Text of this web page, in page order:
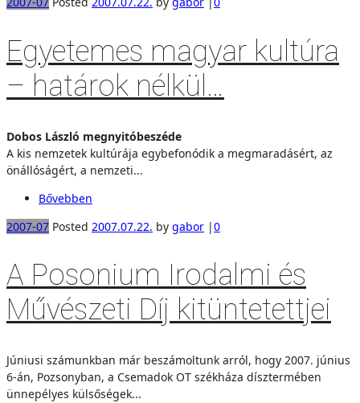
Egyetemes magyar kultúra
– határok nélkül…
Dobos László megnyitóbeszéde
A kis nemzetek kultúrája egybefonódik a megmaradásért, az
önállóságért, a nemzeti...
Bővebben
2007-07 Posted 2007.07.22. by gabor |0
A Posonium Irodalmi és
Művészeti Díj kitüntetettjei
Júniusi számunkban már beszámoltunk arról, hogy 2007. június
6-án, Pozsonyban, a Csemadok OT székháza dísztermében
ünnepélyes külsőségek...